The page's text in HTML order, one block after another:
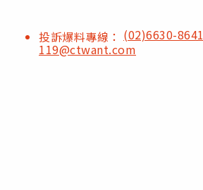
投訴爆料專線： (02)6630-8641
119@ctwant.com